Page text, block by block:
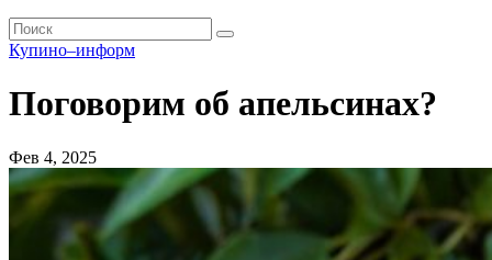
Купино–информ
Поговорим об апельсинах?
Фев 4, 2025